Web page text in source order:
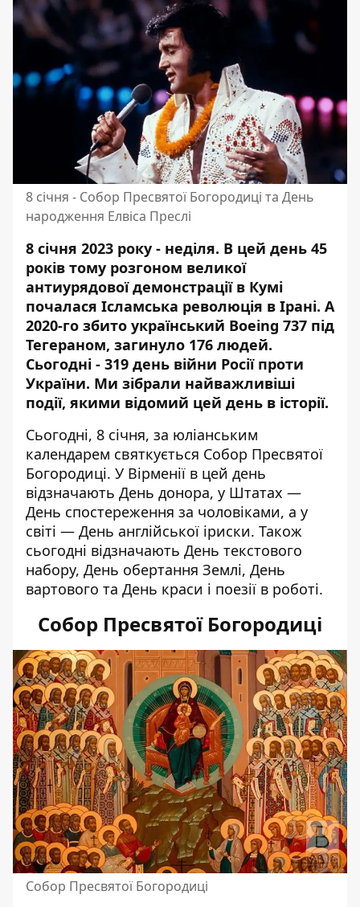
8 січня - Собор Пресвятої Богородиці та День
народження Елвіса Преслі
8 січня 2023 року - неділя. В цей день 45
років тому розгоном великої
антиурядової демонстрації в Кумі
почалася Ісламська революція в Ірані. А
2020-го збито український Boeing 737 під
Тегераном, загинуло 176 людей.
Сьогодні - 319 день війни Росії проти
України. Ми зібрали найважливіші
події, якими відомий цей день в історії.
Сьогодні, 8 січня, за юліанським
календарем святкується Собор Пресвятої
Богородиці. У Вірменії в цей день
відзначають День донора, у Штатах —
День спостереження за чоловіками, а у
світі — День англійської іриски. Також
сьогодні відзначають День текстового
набору, День обертання Землі, День
вартового та День краси і поезії в роботі.
Собор Пресвятої Богородиці
Собор Пресвятої Богородиці